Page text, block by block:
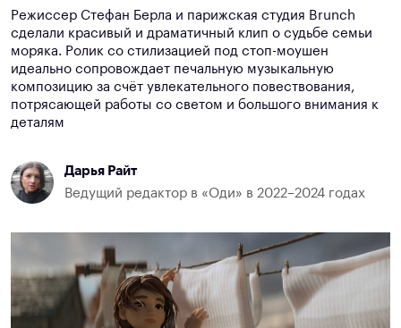
Режиссер Стефан Берла и парижская студия Brunch
сделали красивый и драматичный клип о судьбе семьи
моряка. Ролик со стилизацией под стоп-моушен
идеально сопровождает печальную музыкальную
композицию за счёт увлекательного повествования,
потрясающей работы со светом и большого внимания к
деталям
Дарья Райт
Ведущий редактор в «Оди» в 2022–2024 годах